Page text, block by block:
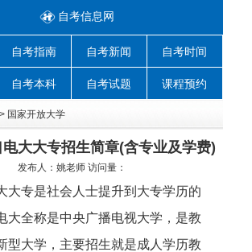
自考信息网
自考指南 自考新闻 自考时间
自考本科 自考试题 课程预约
国家开放大学
大大专招生简章(含专业及学费)
发布人： 姚老师访问量：
专是社会人士提升到大专学历的
大全称是中央广播电视大学，是教
型大学，主要招生就是成人学历教